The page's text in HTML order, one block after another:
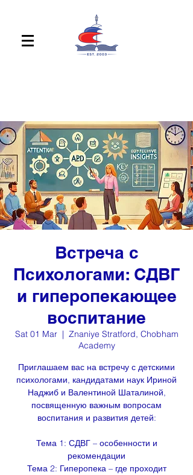
Встреча с
Психологами: СДВГ
и гиперопекающее
воспитание
Sat 01 Mar
  |
Znaniye Stratford, Chobham
Academy
Приглашаем вас на встречу с детскими
психологами, кандидатами наук Ириной
Наджиб и Валентиной Шаталиной,
посвященную важным вопросам
воспитания и развития детей:
Тема 1: СДВГ – особенности и
рекомендации
Тема 2: Гиперопека – где проходит